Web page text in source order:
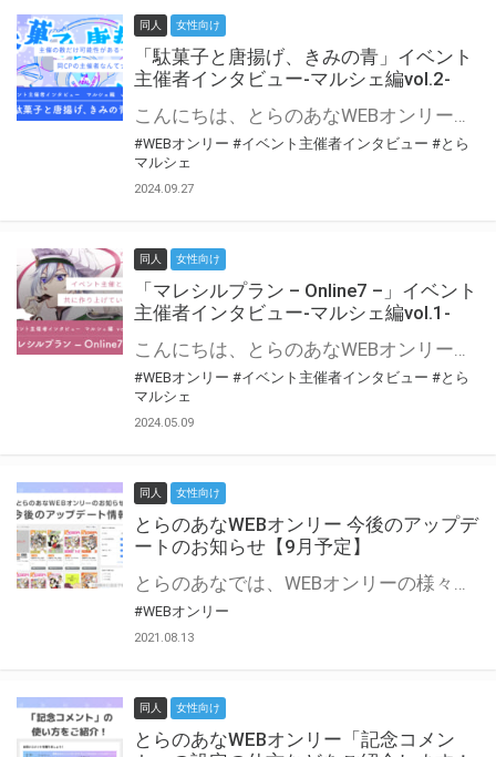
同人 女性向け
「駄菓子と唐揚げ、きみの青」イベント
主催者インタビュー-マルシェ編vol.2-
こんにちは、とらのあなWEBオンリー運営スタッフです。 新たにお届けする、イベント主催者インタビュー-マルシェ編-は、 とらのあなWEBオンリー「マルシェ」をご利用の主催様に 「マルシェ」を使ってイベントを開催した感想や心がけをお聞きする企画です。 今回は、WEBオンリー初開催「駄菓子と唐揚げ、きみの青」より、 主催のぎこ六屋様にお話を伺いました。 協力：ぎこ六屋様／イベント公式Twitter（@krkgwks） とらのあなWEBオンリー「マルシェ」とは？ WEBオンリーでリアルタイムでコミュニケーションがとれるオンライン会場です。
#WEBオンリー #イベント主催者インタビュー #とら
マルシェ
2024.09.27
同人 女性向け
「マレシルプラン – Online7 –」イベント
主催者インタビュー-マルシェ編vol.1-
こんにちは、とらのあなWEBオンリー運営スタッフです。 新たにお届けする、イベント主催者インタビュー-マルシェ編-は、 とらのあなWEBオンリー「マルシェ」をご利用した主催様に 「マルシェ」を使って開催した感想や心がけをお聞きする企画です。 今回は、WEBオンリー開催7回目迎えた「マレシルプラン – Online7 –」より、 主催の玉川うた様にお話を伺いました。 ▼マレシルプランのインタビュー前回記事 「イベント主催者インタビュー vol.6」はこちら 協力：玉川うた様（マレシルプラン実行委員会 代表）／イベント公式Twitter（@mallesil_plan） とらのあなWEBオンリー「マルシェ」とは？ WEBオンリーでリアルタイムでコミュニケーションがとれるオンライン会場です。
#WEBオンリー #イベント主催者インタビュー #とら
マルシェ
2024.05.09
同人 女性向け
とらのあなWEBオンリー 今後のアップデ
ートのお知らせ【9月予定】
とらのあなでは、WEBオンリーの様々な支援を実施しています。 今回は2021年9月に実装を予定しているアップデート情報についてご紹介いたします。 とらのあなWEBオンリーサイトはこちら
#WEBオンリー
2021.08.13
同人 女性向け
とらのあなWEBオンリー「記念コメン